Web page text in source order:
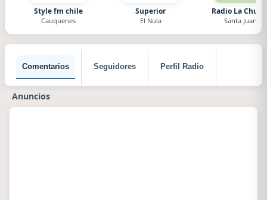
Style fm chile
Cauquenes
Superior
El Nula
Radio La
Santa Juana
Comentarios Seguidores Perfil Radio
Anuncios